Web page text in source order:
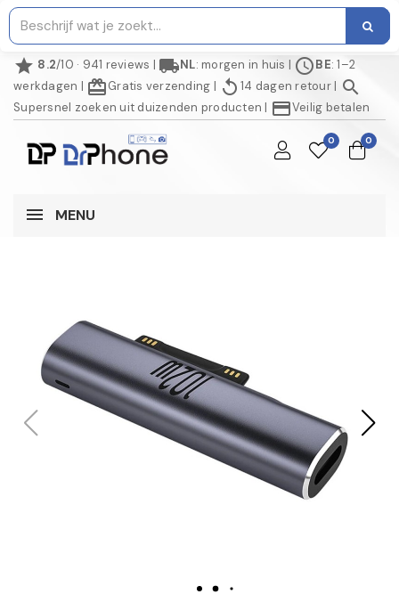
star 8.2/10 · 941 reviews | local_shippingNL: morgen in huis | scheduleBE: 1–2
werkdagen | redeemGratis verzending | replay 14 dagen retour| search
Supersnel zoeken uit duizenden producten | credit_cardVeilig betalen
0 0
MENU